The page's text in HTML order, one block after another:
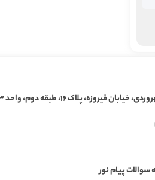
فیروزه، پلاک ۱۶، طبقه دوم، واحد ۳
سوالات پیام نور